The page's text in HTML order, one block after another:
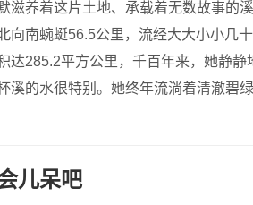
滋养着这片土地、承载着无数故事
向南蜿蜒56.5公里，流经大大小小几
达285.2平方公里，千百年来，她静
溪的水很特别。她终年流淌着清澈碧
儿呆吧